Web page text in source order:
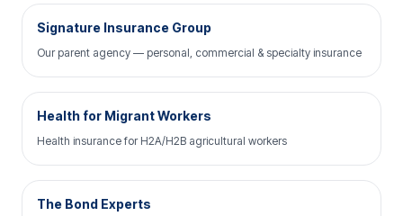
Signature Insurance Group
Our parent agency — personal, commercial & specialty insurance
Health for Migrant Workers
Health insurance for H2A/H2B agricultural workers
The Bond Experts